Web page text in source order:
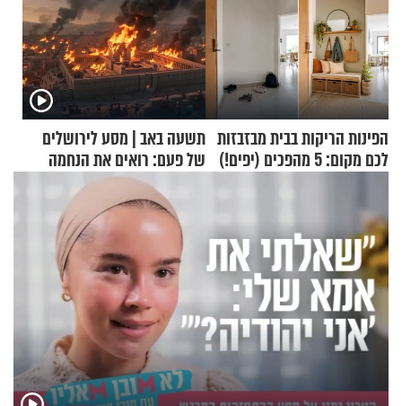
הפינות הריקות בבית מבזבזות
לכם מקום: 5 מהפכים (יפים!)
תשעה באב | מסע לירושלים
של פעם: רואים את הנחמה